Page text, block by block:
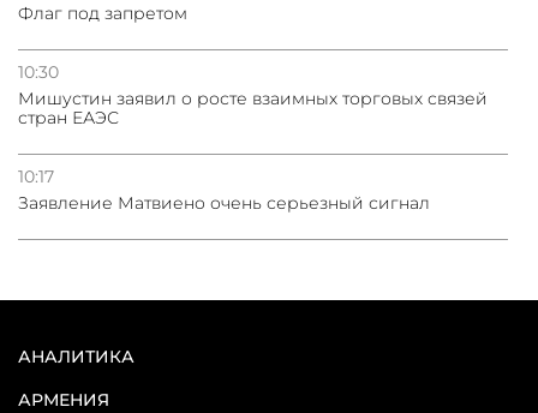
Флаг под запретом
10:30
Мишустин заявил о росте взаимных торговых связей
стран ЕАЭС
10:17
Заявление Матвиено очень серьезный сигнал
АНАЛИТИКА
АРМЕНИЯ